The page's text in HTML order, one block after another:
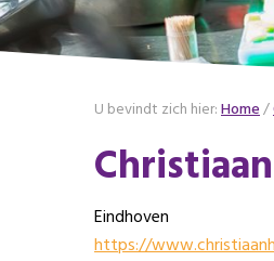
U bevindt zich hier:Home/
Eindhoven
https://